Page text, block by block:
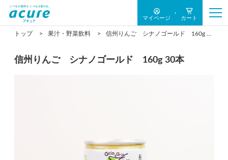
マイページ カート
トップ 果汁・野菜飲料
信州りんご シナノゴールド 160g 30本